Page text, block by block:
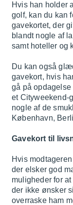
Hvis han holder
golf, kan du kan
gavekortet, der
blandt nogle af
samt hoteller og
Du kan også
gavekort, hvis
gå på opdagelse
et Cityweekend-
nogle af de
København,
Gavekort til
Hvis
der elsker god
muligheder for
der ikke ønsker
overraske ham